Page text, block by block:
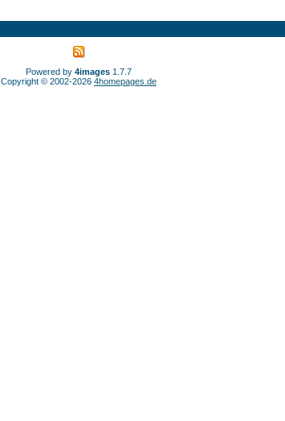
Powered by 4images 1.7.7
Copyright © 2002-2026 4homepages.de